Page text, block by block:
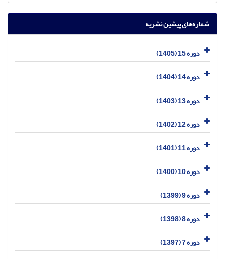
شماره‌های پیشین نشریه
دوره 15 (1405)
دوره 14 (1404)
دوره 13 (1403)
دوره 12 (1402)
دوره 11 (1401)
دوره 10 (1400)
دوره 9 (1399)
دوره 8 (1398)
دوره 7 (1397)